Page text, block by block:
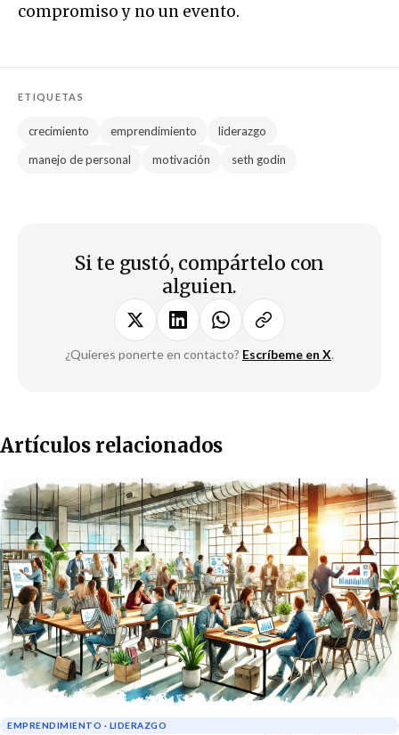
compromiso y no un evento.
ETIQUETAS
crecimiento emprendimiento
liderazgo
manejo de personal
motivación seth godin
Si te gustó, compártelo con
alguien.
¿Quieres ponerte en contacto? Escríbeme en X.
Artículos relacionados
EMPRENDIMIENTO · LIDERAZGO